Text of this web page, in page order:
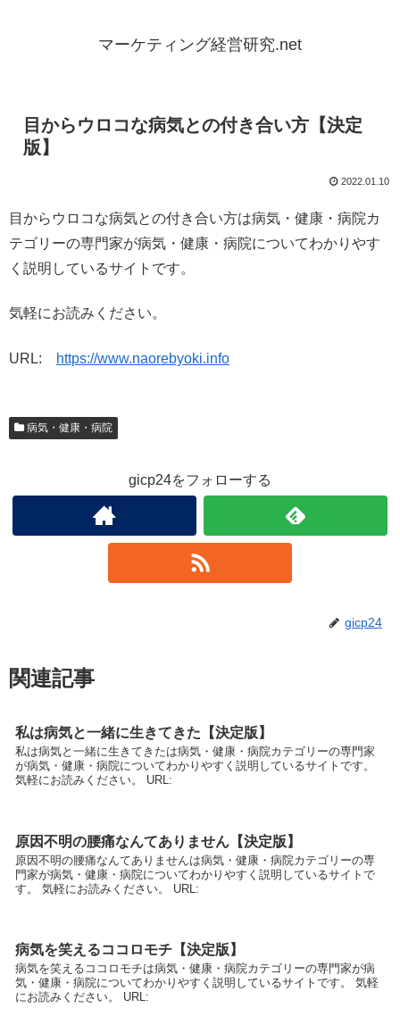
マーケティング経営研究.net
目からウロコな病気との付き合い方【決定
版】
2022.01.10
目からウロコな病気との付き合い方は病気・健康・病院カ
テゴリーの専門家が病気・健康・病院についてわかりやす
く説明しているサイトです。
気軽にお読みください。
URL: https://www.naorebyoki.info
病気・健康・病院
gicp24をフォローする
gicp24
関連記事
私は病気と一緒に生きてきた【決定版】
私は病気と一緒に生きてきたは病気・健康・病院カテゴリーの専門家
が病気・健康・病院についてわかりやすく説明しているサイトです。
気軽にお読みください。 URL:
原因不明の腰痛なんてありません【決定版】
原因不明の腰痛なんてありませんは病気・健康・病院カテゴリーの専
門家が病気・健康・病院についてわかりやすく説明しているサイトで
す。 気軽にお読みください。 URL:
病気を笑えるココロモチ【決定版】
病気を笑えるココロモチは病気・健康・病院カテゴリーの専門家が病
気・健康・病院についてわかりやすく説明しているサイトです。 気軽
にお読みください。 URL: